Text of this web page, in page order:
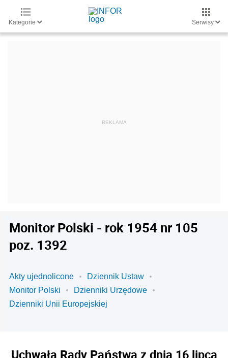
Kategorie Serwisy
Monitor Polski - rok 1954 nr 105
poz. 1392
Akty ujednolicone
Dziennik Ustaw
Monitor Polski
Dzienniki Urzędowe
Dzienniki Unii Europejskiej
Uchwała Rady Państwa z dnia 16 lipca